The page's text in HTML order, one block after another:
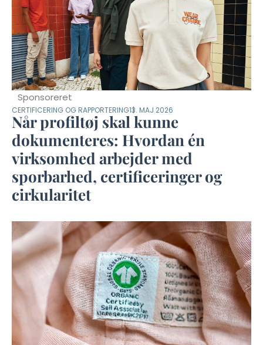
Sponsoreret
CERTIFICERING OG RAPPORTERING13. MAJ 2026
Når profiltøj skal kunne
dokumenteres: Hvordan én
virksomhed arbejder med
sporbarhed, certificeringer og
cirkularitet